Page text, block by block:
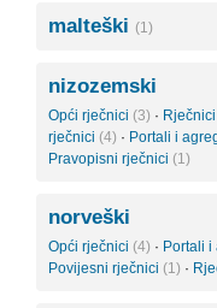
malteški (1)
nizozemski
Opći rječnici (3) ·
rječnici (4) · Portali i
Pravopisni rječnici (1)
norveški
Opći rječnici (4) · Portali i
Povijesni rječnici (1) ·